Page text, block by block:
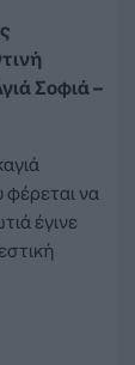
Σοφιά –
φέρεται να
έγινε